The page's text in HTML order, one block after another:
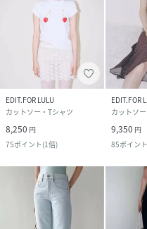
EDIT.FOR LULU
カットソー・Tシャツ
8,250 円
75ポイント(1倍)
EDIT.FOR
カットソ
9,350 円
85ポイント